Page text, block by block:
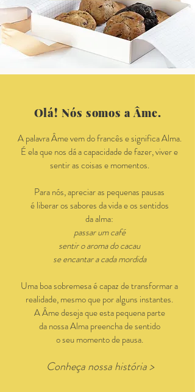
Olá! Nós somos a Âme.
A palavra Âme vem do francês e significa Alma.
É ela que nos dá a capacidade de fazer, viver e
sentir as coisas e momentos.
Para nós, apreciar as pequenas pausas
é liberar os sabores da vida e os sentidos
da alma:
passar um café
sentir o aroma do cacau
se encantar a cada mordida
Uma boa sobremesa é capaz de transformar a
realidade, mesmo que por alguns instantes.
A Âme deseja que esta pequena parte
da nossa Alma preencha de sentido
o seu momento de pausa.
Conheça nossa história >